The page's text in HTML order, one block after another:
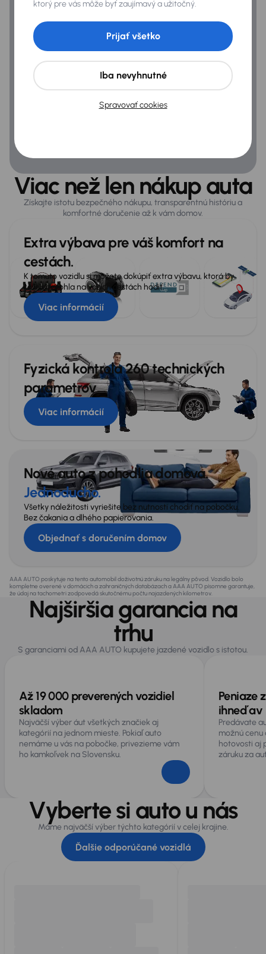
Viac než len nákup auta
Získajte istotu bezpečného nákupu, transparentnú históriu a
komfortné doručenie až k vám domov.
Extra výbava pre váš komfort na
cestách.
K tomuto vozidlu si môžete dokúpiť extra výbavu, ktorá by
sa vám mohla na vašich cestách hodiť.
Viac informácií
Fyzická kontrola 260 technických
parametrov
Viac informácií
Nové auto z pohodlia domova.
Jednoducho.
Všetky náležitosti vyriešite bez nutnosti chodiť na pobočku.
Bez čakania a dlhého papierovania.
Objednať s doručením domov
AAA AUTO poskytuje na tento automobil doživotnú záruku na legálny pôvod. Vozidlo bolo
kompletne overené v domácich a zahraničných databázach a AAA AUTO písomne garantuje,
že údaj na tachometri zodpovedá skutočnému počtu najazdených kilometrov.
Najširšia garancia na
trhu
S garanciami od AAA AUTO kupujete jazdené vozidlo s istotou.
Až 19 000 preverených vozidiel
skladom
Najväčší výber áut všetkých značiek aj
kategórií na jednom mieste. Pokiaľ auto
nemáme u vás na pobočke, privezieme vám
ho kamkoľvek na Slovensku.
Peniaze
ihneď av
Predávate
možnú
hotovosti aj
záruku za
Vyberte si auto u nás
Máme najväčší výber týchto kategórií v celej krajine.
Ďalšie odporúčané vozidlá
ktorý pre vás môže byť zaujímavý a užitočný.
Spravovať cookies
Iba nevyhnutné
Prijať všetko